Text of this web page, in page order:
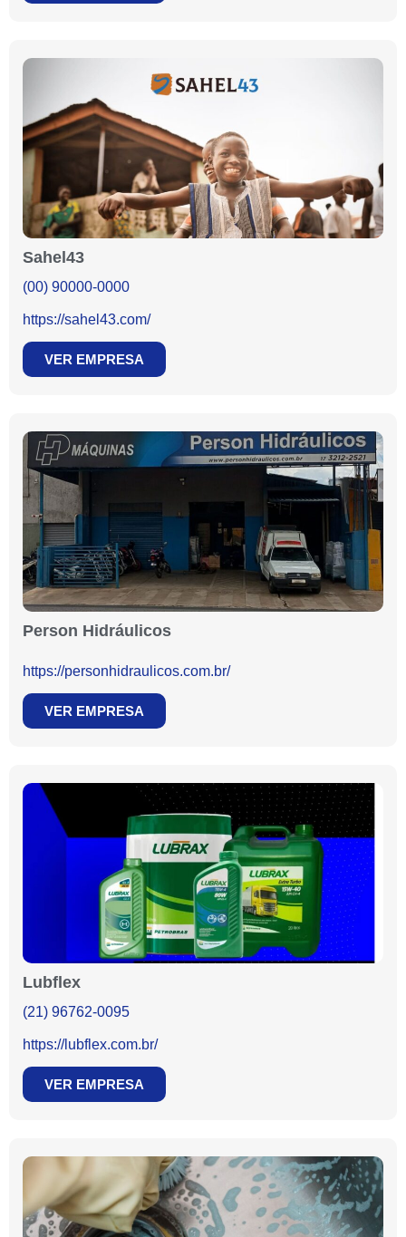
Sahel43
(00) 90000-0000
https://sahel43.com/
VER EMPRESA
Person Hidráulicos
https://personhidraulicos.com.br/
VER EMPRESA
Lubflex
(21) 96762-0095
https://lubflex.com.br/
VER EMPRESA